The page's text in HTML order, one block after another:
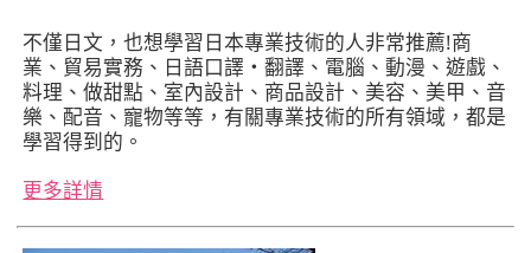
不僅日文，也想學習日本專業技術的人非常推薦!商
業、貿易實務、日語口譯‧翻譯、電腦、動漫、遊戲、
料理、做甜點、室內設計、商品設計、美容、美甲、音
樂、配音、寵物等等，有關專業技術的所有領域，都是
學習得到的。
更多詳情